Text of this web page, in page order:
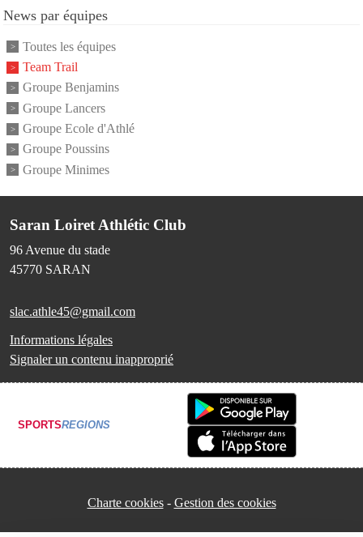
News par équipes
Toutes les équipes
Team Trail
Groupe Benjamins
Groupe Lancers
Groupe Ecole d'Athlé
Groupe Poussins
Groupe Minimes
Saran Loiret Athlétic Club
96 Avenue du stade
45770 SARAN
slac.athle45@gmail.com
Informations légales
Signaler un contenu inapproprié
SPORTSREGIONS
Charte cookies Gestion des cookies